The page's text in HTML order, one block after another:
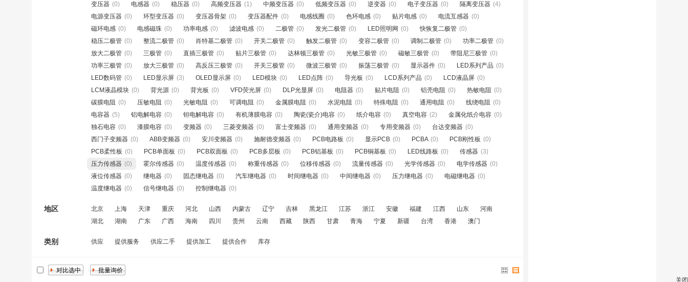
变压器 (0) 电感器 (0) 稳压器 (0) 高频变压器 (1) 中频变压器 (0) 低频变压器 (0) 逆变器 (0) 电子变压器 (0) 隔离变压器 (4)
电源变压器 (0) 环型变压器 (0) 变压器骨架 (0) 变压器配件 (0) 电感线圈 (0) 色环电感 (0) 贴片电感 (0) 电流互感器 (0)
磁环电感 (0) 电感磁珠 (0) 功率电感 (0) 滤波电感 (0) 二极管 (0) 发光二极管 (0) LED照明网 (0) 快恢复二极管 (0)
稳压二极管 (0) 整流二极管 (0) 肖特基二极管 (0) 开关二极管 (0) 触发二极管 (0) 变容二极管 (0) 调制二极管 (0) 功率二极管 (0)
放大二极管 (0) 三极管 (0) 直插三极管 (0) 贴片三极管 (0) 达林顿三极管 (0) 光敏三极管 (0) 磁敏三极管 (0) 带阻尼三极管 (0)
功率三极管 (0) 放大三极管 (0) 高反压三极管 (0) 开关三极管 (0) 微波三极管 (0) 振荡三极管 (0) 显示器件 (0) LED系列产品 (0)
LED数码管 (0) LED显示屏 (3) OLED显示屏 (0) LED模块 (0) LED点阵 (0) 导光板 (0) LCD系列产品 (0) LCD液晶屏 (0)
LCM液晶模块 (0) 背光源 (0) 背光板 (0) VFD荧光屏 (0) DLP光显屏 (0) 电阻器 (0) 贴片电阻 (0) 铝壳电阻 (0) 热敏电阻 (0)
碳膜电阻 (0) 压敏电阻 (0) 光敏电阻 (0) 可调电阻 (0) 金属膜电阻 (0) 水泥电阻 (0) 特殊电阻 (0) 通用电阻 (0) 线绕电阻 (0)
电容器 (5) 铝电解电容 (0) 钽电解电容 (0) 有机薄膜电容 (0) 陶瓷(瓷介)电容 (0) 纸介电容 (0) 真空电容 (2) 金属化纸介电容 (0)
独石电容 (0) 漆膜电容 (0) 变频器 (0) 三菱变频器 (0) 富士变频器 (0) 通用变频器 (0) 专用变频器 (0) 台达变频器 (0)
西门子变频器 (0) ABB变频器 (0) 安川变频器 (0) 施耐德变频器 (0) PCB电路板 (0) 显示PCB (0) PCBA (0) PCB刚性板 (0)
PCB柔性板 (0) PCB单面板 (0) PCB双面板 (0) PCB多层板 (0) PCB铝基板 (0) PCB铜基板 (0) LED线路板 (0) 传感器 (3)
压力传感器 (0) 霍尔传感器 (0) 温度传感器 (0) 称重传感器 (0) 位移传感器 (0) 流量传感器 (0) 光学传感器 (0) 电学传感器 (0)
液位传感器 (0) 继电器 (0) 固态继电器 (0) 汽车继电器 (0) 时间继电器 (0) 中间继电器 (0) 压力继电器 (0) 电磁继电器 (0)
温度继电器 (0) 信号继电器 (0) 控制继电器 (0)
地区 北京 上海 天津 重庆 河北 山西 内蒙古 辽宁 吉林 黑龙江 江苏 浙江 安徽 福建 江西 山东
河南
湖北
湖南 广东 广西 海南 四川 贵州 云南 西藏 陕西 甘肃 青海 宁夏 新疆 台湾 香港 澳门
类别 供应 提供服务 供应二手 提供加工 提供合作 库存
关闭